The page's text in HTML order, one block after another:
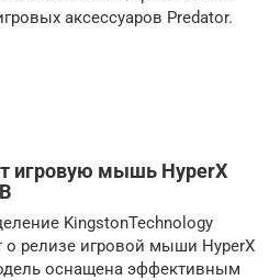
аксессуаров Predator.
игровую мышь HyperX
KingstonTechnology
о релизе игровой мыши HyperX
оснащена эффективным